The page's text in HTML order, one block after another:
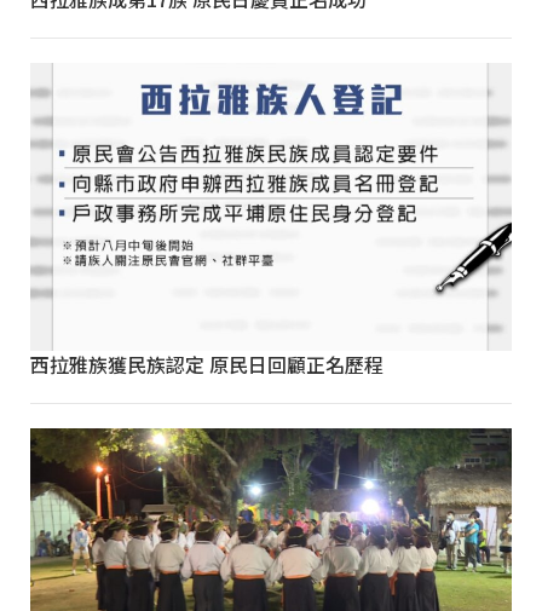
西拉雅族獲民族認定 原民日回顧正名歷程